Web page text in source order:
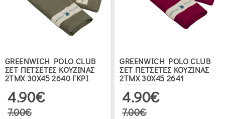
GREENWICH POLO CLUB
ΣΕΤ ΠΕΤΣΕΤΕΣ ΚΟΥΖΙΝΑΣ
2TMX 30Χ45 2640 ΓΚΡΙ
4.90€
7.00€
GREENWICH POLO CLUB
ΣΕΤ ΠΕΤΣΕΤΕΣ ΚΟΥΖΙΝΑΣ
2TMX 30Χ45 2641
ΜΠΟΡΝΤΩ
4.90€
7.00€